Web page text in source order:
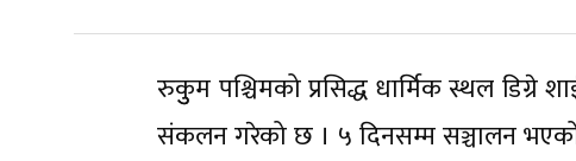
रुकुुम पश्चिमको प्रसिद्ध धार्मिक स्थल डिग्रे
संकलन गरेको छ । ५ दिनसम्म सञ्चालन भएको